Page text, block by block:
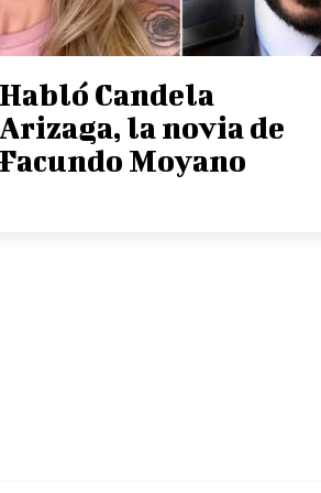
Habló Candela
Arizaga, la novia de
Facundo Moyano